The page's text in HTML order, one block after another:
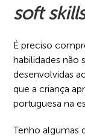
soft
É preciso
habilidades não
desenvolvidas
que a criança
portuguesa na
Tenho algumas